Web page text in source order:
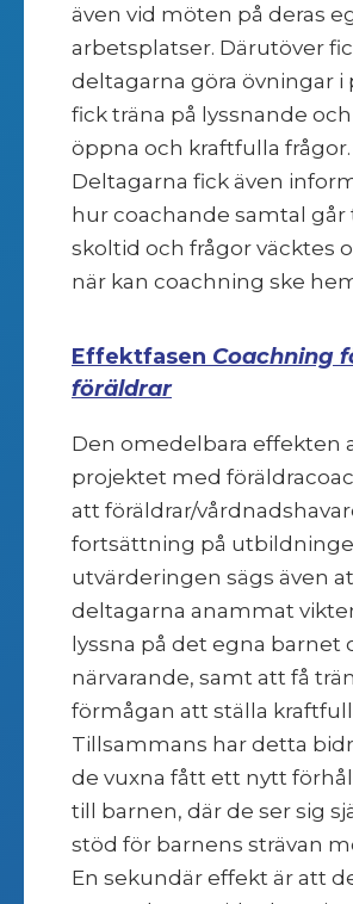
även vid möten på deras
arbetsplatser. Därutöver
deltagarna göra övningar i
fick träna på lyssnande
öppna och kraftfulla frågor.
Deltagarna fick även
hur coachande samtal
skoltid och frågor väcktes
när kan coachning ske
Effektfasen Coachning
föräldrar
Den omedelbara effekten
projektet med
att föräldrar/
fortsättning på
utvärderingen sägs även
deltagarna anammat
lyssna på det egna barnet
närvarande, samt att få
förmågan att ställa
Tillsammans har detta
de vuxna fått ett nytt
till barnen, där de ser sig
stöd för barnens strävan
En sekundär effekt är att